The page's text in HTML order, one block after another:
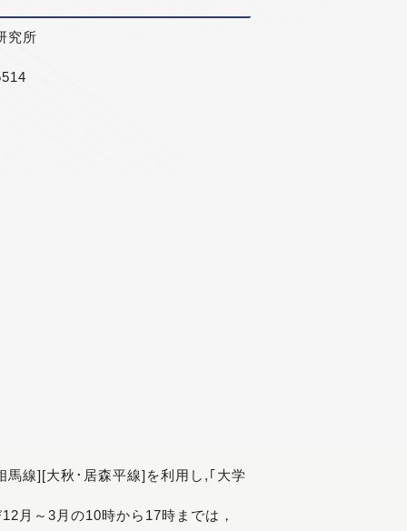
究所
線][大秋･居森平線]を利用し,｢大学
月～3月の10時から17時までは，